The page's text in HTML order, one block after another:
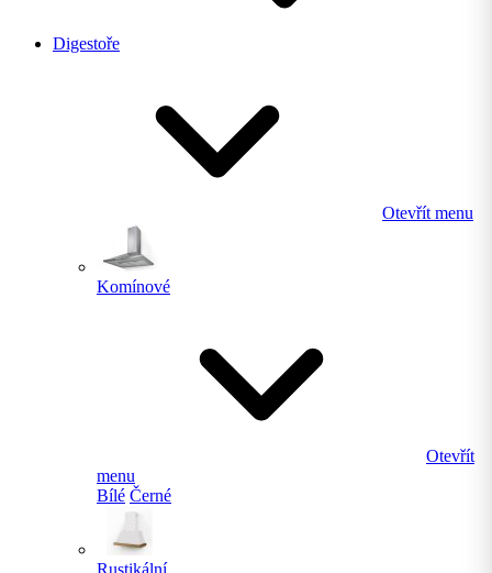
Digestoře
Otevřít menu
Komínové
Otevřít
menu
Bílé Černé
Rustikální